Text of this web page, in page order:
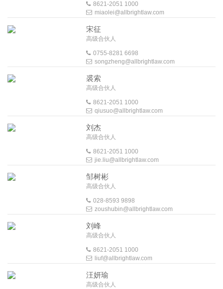
8621-2051 1000
miaolei@allbrightlaw.com
宋征
高级合伙人
0755-8281 6698
songzheng@allbrightlaw.com
裘索
高级合伙人
8621-2051 1000
qiusuo@allbrightlaw.com
刘杰
高级合伙人
8621-2051 1000
jie.liu@allbrightlaw.com
邹树彬
高级合伙人
028-8593 9898
zoushubin@allbrightlaw.com
刘峰
高级合伙人
8621-2051 1000
liuf@allbrightlaw.com
汪妍瑜
高级合伙人